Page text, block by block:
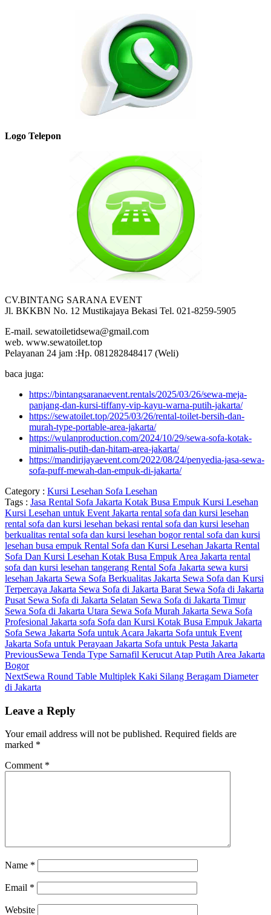
Logo Telepon
CV.BINTANG SARANA EVENT
Jl. BKKBN No. 12 Mustikajaya Bekasi Tel. 021-8259-5905
E-mail. sewatoiletidsewa@gmail.com
web. www.sewatoilet.top
Pelayanan 24 jam :Hp. 081282848417 (Weli)
baca juga:
https://bintangsaranaevent.rentals/2025/03/26/sewa-meja-
panjang-dan-kursi-tiffany-vip-kayu-warna-putih-jakarta/
https://sewatoilet.top/2025/03/26/rental-toilet-bersih-dan-
murah-type-portable-area-jakarta/
https://wulanproduction.com/2024/10/29/sewa-sofa-kotak-
minimalis-putih-dan-hitam-area-jakarta/
https://mandirijayaevent.com/2022/08/24/penyedia-jasa-sewa-
sofa-puff-mewah-dan-empuk-di-jakarta/
Category : Kursi Lesehan Sofa Lesehan
Tags : Jasa Rental Sofa Jakarta Kotak Busa Empuk Kursi Lesehan
Kursi Lesehan untuk Event Jakarta rental sofa dan kursi lesehan
rental sofa dan kursi lesehan bekasi rental sofa dan kursi lesehan
berkualitas rental sofa dan kursi lesehan bogorrental sofa dan kursi
lesehan busa empuk Rental Sofa dan Kursi Lesehan Jakarta Rental
Sofa Dan Kursi Lesehan Kotak Busa Empuk Area Jakarta rental
sofa dan kursi lesehan tangerang Rental Sofa Jakarta sewa kursi
lesehan Jakarta Sewa Sofa Berkualitas Jakarta Sewa Sofa dan Kursi
Terpercaya Jakarta Sewa Sofa di Jakarta Barat Sewa Sofa di Jakarta
Pusat Sewa Sofa di Jakarta Selatan Sewa Sofa di Jakarta Timur
Sewa Sofa di Jakarta Utara Sewa Sofa Murah Jakarta Sewa Sofa
Profesional Jakarta sofa Sofa dan Kursi Kotak Busa Empuk Jakarta
Sofa Sewa Jakarta Sofa untuk Acara Jakarta Sofa untuk Event
Jakarta Sofa untuk Perayaan Jakarta Sofa untuk Pesta Jakarta
PreviousSewa Tenda Type Sarnafil Kerucut Atap Putih Area Jakarta
Bogor
NextSewa Round Table Multiplek Kaki Silang Beragam Diameter
di Jakarta
Leave a Reply
Your email address will not be published. Required fields are
marked *
Comment *
Name *
Email *
Website